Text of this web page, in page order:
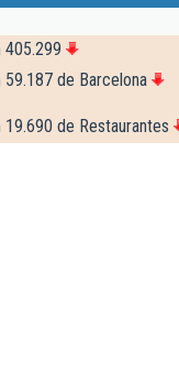
405.299
59.187 de Barcelona
19.690 de Restaurantes